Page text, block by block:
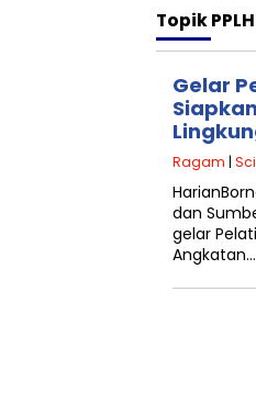
Topik
Gelar
Ragam |
dan
gelar
Angkatan…